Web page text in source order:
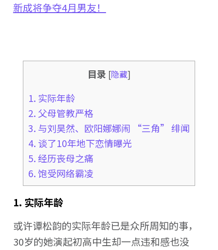
新成将争夺4月男友！
目录 [隐藏]
1. 实际年龄
2. 父母管教严格
3. 与刘昊然、欧阳娜娜闹 “三角” 绯闻
4. 谈了10年地下恋情曝光
5. 经历丧母之痛
6. 饱受网络霸凌
1. 实际年龄
或许谭松韵的实际年龄已是众所周知的事，
30岁的她演起初高中生却一点违和感也没